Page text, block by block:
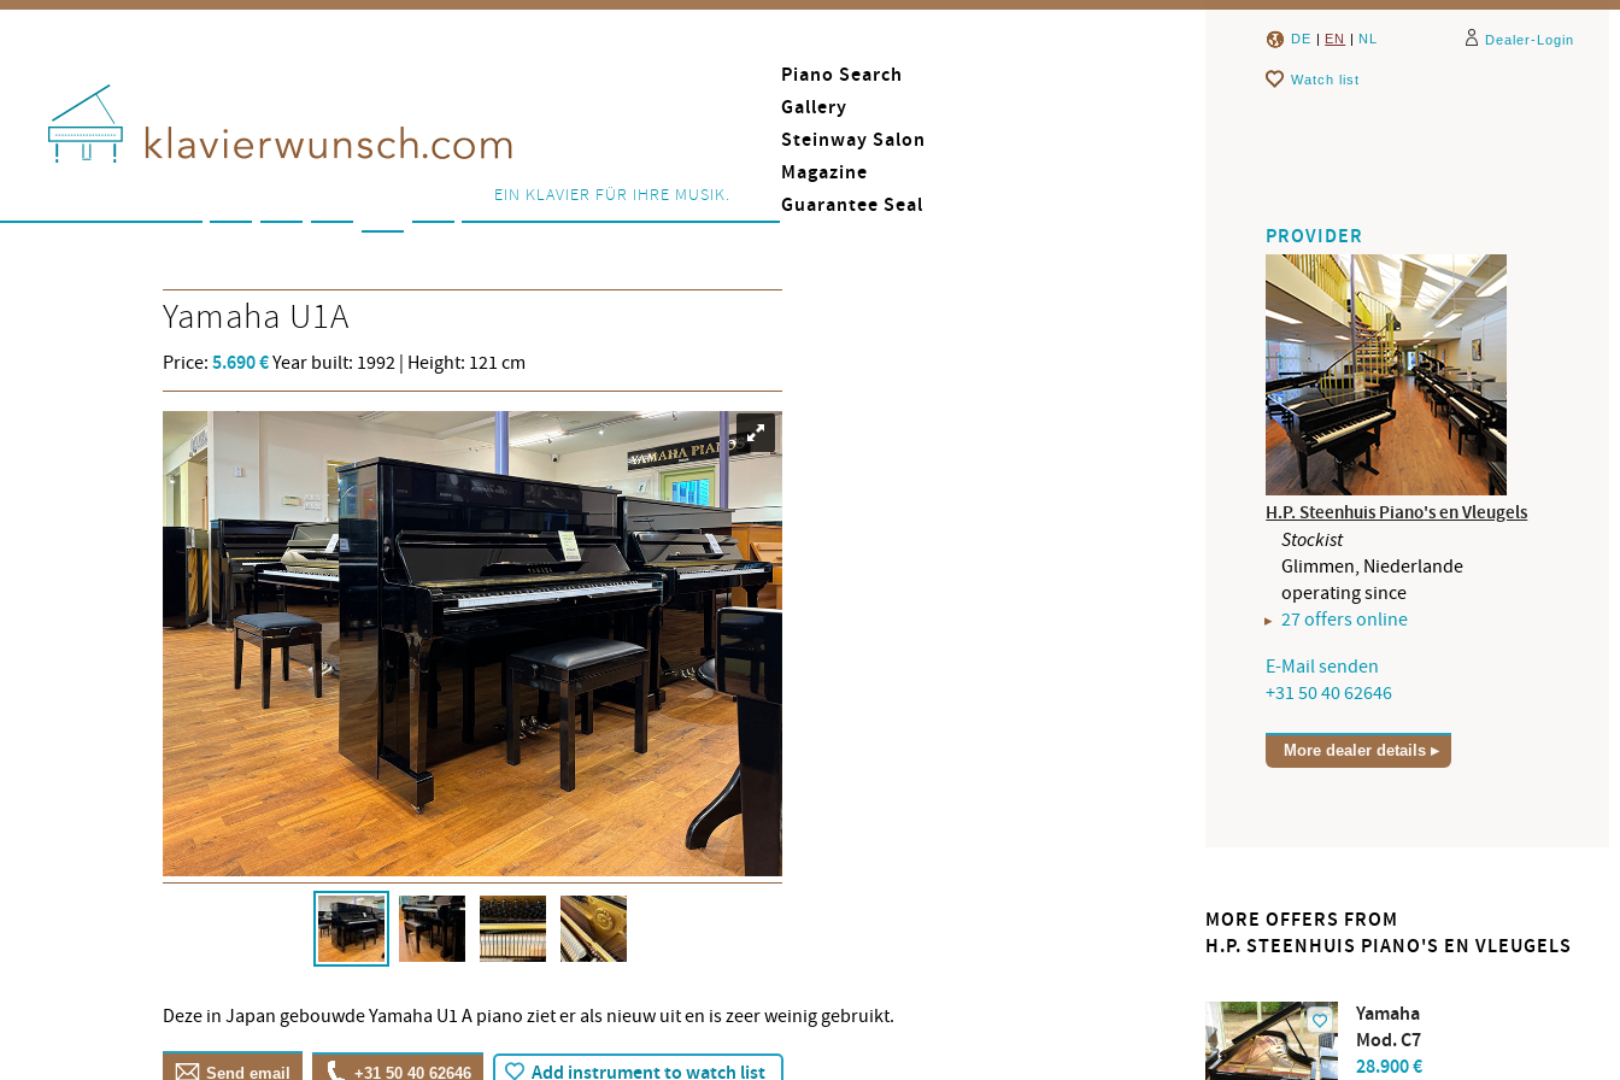
EIN KLAVIER FÜR IHRE MUSIK.
Piano Search
Gallery
Steinway Salon
Magazine
Guarantee Seal
Yamaha U1A
Price: 5.690 €Year built: 1992 | Height: 121 cm
Deze in Japan gebouwde Yamaha U1 A piano ziet er als nieuw uit en is zeer weinig gebruikt.
Send email +31 50 40 62646 Add instrument to watch list
DE | EN | NL Dealer-Login
Watch list
PROVIDER
H.P. Steenhuis Piano's en Vleugels
Stockist
Glimmen, Niederlande
operating since
27 offers online
E-Mail senden
+31 50 40 62646
More dealer details
MORE OFFERS FROM
H.P. STEENHUIS PIANO'S EN VLEUGELS
Yamaha
Mod. C7
28.900 €